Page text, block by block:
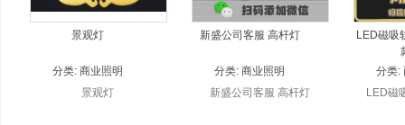
景观灯
分类:商业照明
景观灯
新盛公司客服 高杆灯
分类:商业照明
新盛公司客服 高杆灯
LED磁吸
分类:
LED磁